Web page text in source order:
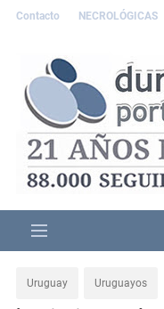
Contacto NECROLÓGICAS
Uruguay Uruguayos